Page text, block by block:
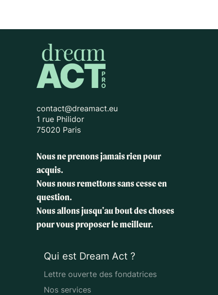
contact@dreamact.eu
1 rue Philidor
75020 Paris
Nous ne prenons jamais rien pour
acquis.
Nous nous remettons sans cesse en
question.
Nous allons jusqu'au bout des choses
pour vous proposer le meilleur.
Qui est Dream Act ?
Lettre ouverte des fondatrices
Nos services